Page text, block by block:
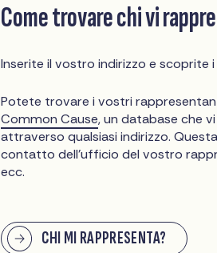
Come trovare chi vi
Inserite il vostro indirizzo e scoprite
Potete trovare i vostri
Common Cause, un database che
attraverso qualsiasi indirizzo.
contatto dell'ufficio del vostro
ecc.
CHI MI RAPPRESENTA?